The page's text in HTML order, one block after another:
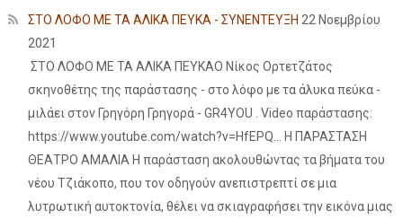
ΣΤΟ ΛΟΦΟ ΜΕ ΤΑ ΑΛΙΚΑ ΠΕΥΚΑ - ΣΥΝΕΝΤΕΥΞΗ 22 Νοεμβρίου
2021
ΣΤΟ ΛΟΦΟ ΜΕ ΤΑ ΑΛΙΚΑ ΠΕΥΚΑΟ Νίκος Ορτετζάτος
σκηνοθέτης της παράστασης - στο λόφο με τα άλυκα πεύκα -
μιλάει στον Γρηγόρη Γρηγορά - GR4YOU . Video παράστασης:
https://www.youtube.com/watch?v=HfEPQ... Η ΠΑΡΑΣΤΑΣΗ
ΘΕΑΤΡΟ ΑΜΑΛΙΑ Η παράσταση ακολουθώντας τα βήματα του
νέου Τζιάκοπο, που τον οδηγούν ανεπιστρεπτί σε μια
λυτρωτική αυτοκτονία, θέλει να σκιαγραφήσει την εικόνα μιας